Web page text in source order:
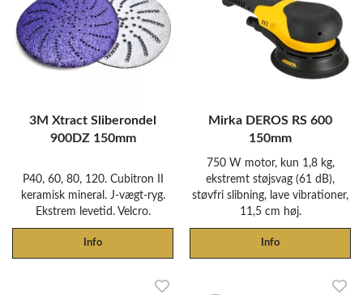
3M Xtract Sliberondel
900DZ 150mm
P40, 60, 80, 120. Cubitron II
keramisk mineral. J-vægt-ryg.
Ekstrem levetid. Velcro.
Info
Mirka DEROS RS 600
150mm
750 W motor, kun 1,8 kg,
ekstremt støjsvag (61 dB),
støvfri slibning, lave vibrationer,
11,5 cm høj.
Info